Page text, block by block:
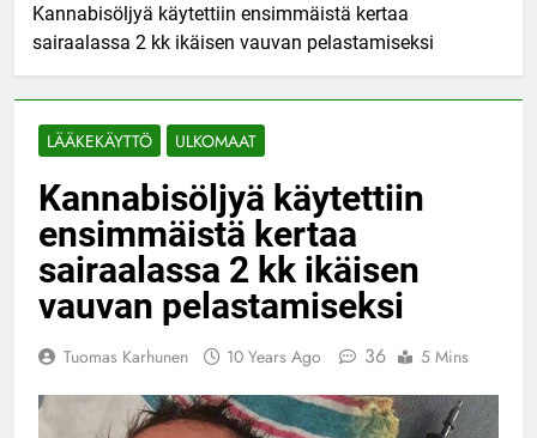
Kannabisöljyä käytettiin ensimmäistä kertaa
sairaalassa 2 kk ikäisen vauvan pelastamiseksi
LÄÄKEKÄYTTÖ ULKOMAAT
Kannabisöljyä käytettiin
ensimmäistä kertaa
sairaalassa 2 kk ikäisen
vauvan pelastamiseksi
Tuomas Karhunen 10 Years Ago 36 5 Mins